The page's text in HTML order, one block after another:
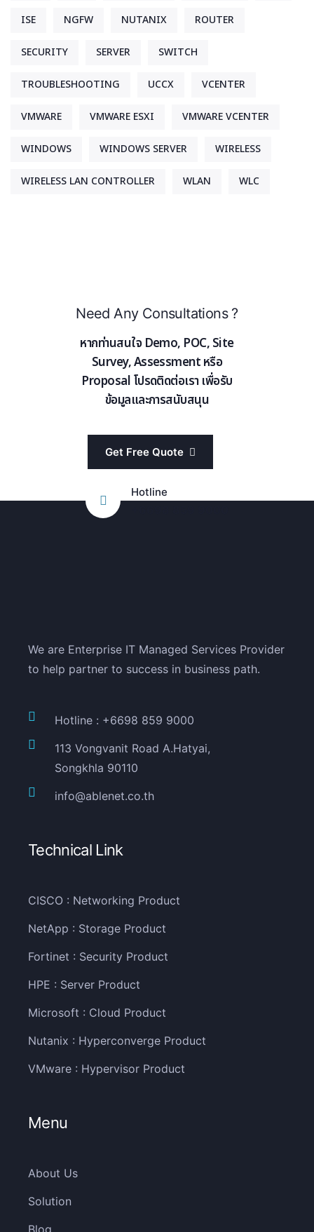
ISE NGFW NUTANIX ROUTER
SECURITY SERVER SWITCH
TROUBLESHOOTING UCCX VCENTER
VMWARE VMWARE ESXI VMWARE VCENTER
WINDOWS WINDOWS SERVER WIRELESS
WIRELESS LAN CONTROLLER WLAN WLC
Need Any Consultations ?
หากท่านสนใจ Demo, POC, Site
Survey, Assessment หรือ
Proposal โปรดติดต่อเรา เพื่อรับ
ข้อมูลและการสนับสนุน
Get Free Quote
Hotline
We are Enterprise IT Managed Services Provider
to help partner to success in business path.
Hotline : +6698 859 9000
113 Vongvanit Road A.Hatyai,
Songkhla 90110
info@ablenet.co.th
Technical Link
CISCO : Networking Product
NetApp : Storage Product
Fortinet : Security Product
HPE : Server Product
Microsoft : Cloud Product
Nutanix : Hyperconverge Product
VMware : Hypervisor Product
Menu
About Us
Solution
Blog